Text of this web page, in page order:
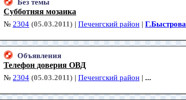
Без темы
Субботняя мозаика
№ 2304 (05.03.2011) | Печенгский район | Г.Быстрова
Объявления
Телефон доверия ОВД
№ 2304 (05.03.2011) | Печенгский район | ...